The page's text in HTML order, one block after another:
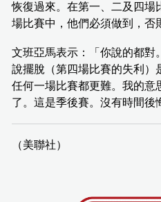
恢復過來。在第一、二及四場
場比賽中，他們必須做到，否
文班亞馬表示：「你說的都對
說擺脫（第四場比賽的失利）
任何一場比賽都更難。我的意
了。這是季後賽。沒有時間後
（美聯社）